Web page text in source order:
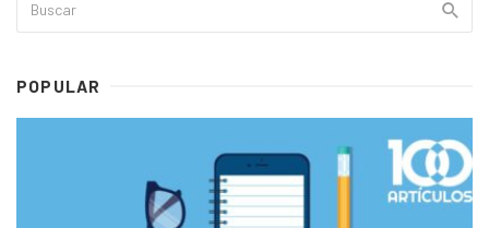
POPULAR